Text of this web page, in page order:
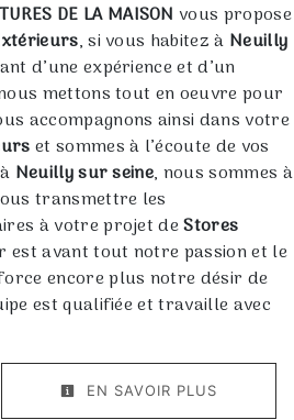
DE LA MAISON vous propose
, si vous habitez à Neuilly
d’une expérience et d’un
mettons tout en oeuvre pour
accompagnons ainsi dans votre
et sommes à l’écoute de vos
Neuilly sur seine, nous sommes à
transmettre les
à votre projet deStores
est avant tout notre passion et le
encore plus notre désir de
est qualifiée et travaille avec
EN SAVOIR PLUS